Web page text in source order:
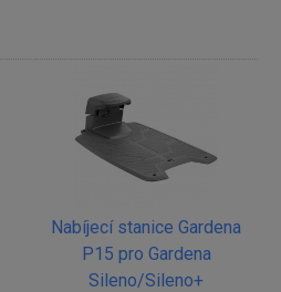
Nabíjecí stanice Gardena
P15 pro Gardena
Sileno/Sileno+